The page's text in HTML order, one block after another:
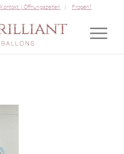
Kontakt | Öffnungszeiten Fragen?